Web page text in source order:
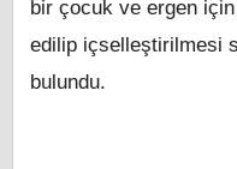
bir çocuk ve ergen için
edilip içselleştirilmesi
bulundu.